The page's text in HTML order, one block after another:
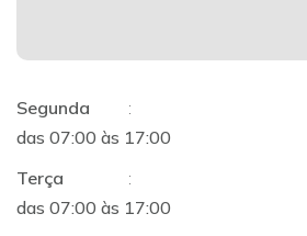
Segunda
:
das 07:00 às 17:00
Terça
:
das 07:00 às 17:00